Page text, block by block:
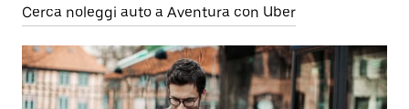
Cerca noleggi auto a Aventura con Uber